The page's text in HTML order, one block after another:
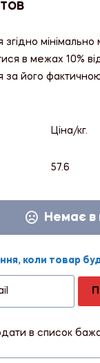
ТОВ
згідно
в межах 10%
за його
Ціна/кг.
57.6
Немає в
коли товар
в список